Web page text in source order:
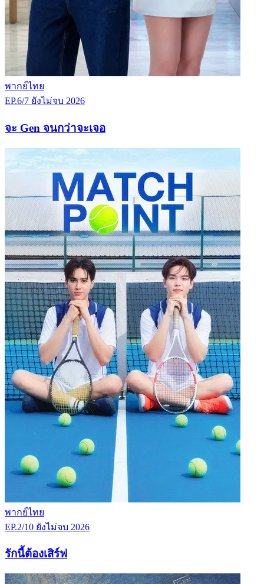
พากย์ไทย
EP.6/7 ยังไม่จบ 2026
จะ Gen จนกว่าจะเจอ
พากย์ไทย
EP.2/10 ยังไม่จบ 2026
รักนี้ต้องเสิร์ฟ